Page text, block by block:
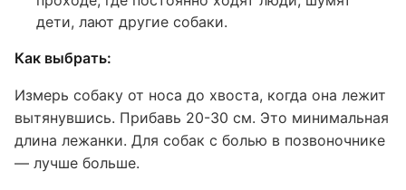
дети, лают другие собаки.
Как выбрать:
Измерь собаку от носа до хвоста, когда она лежит
вытянувшись. Прибавь 20-30 см. Это минимальная
длина лежанки. Для собак с болью в позвоночнике
— лучше больше.